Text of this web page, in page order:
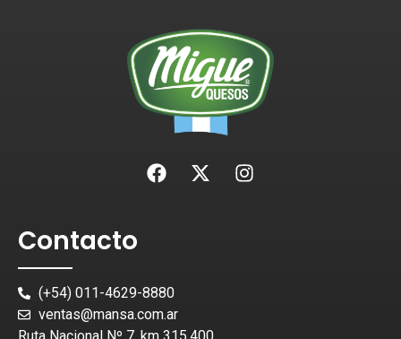
Contacto
(+54) 011-4629-8880
ventas@mansa.com.ar